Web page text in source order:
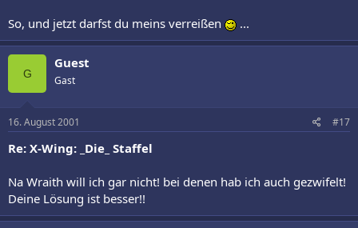
So, und jetzt darfst du meins verreißen ...
G
Guest
Gast
16. August 2001 #17
Re: X-Wing: _Die_ Staffel
Na Wraith will ich gar nicht! bei denen hab ich auch gezwifelt!
Deine Lösung ist besser!!